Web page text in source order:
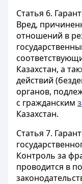
Статья 6.
Вред,
отношений в
Казахстан, а
действий
органов,
с гражданским
Казахстан.
Статья 7.
Контроль за
проводится в